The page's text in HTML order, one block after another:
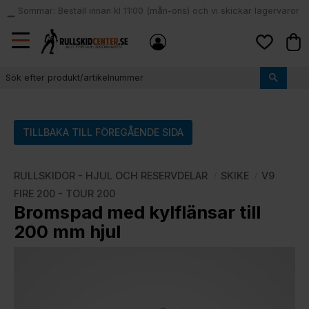
Meny
local_shipping
Sommar: Beställ innan kl 11:00 (mån-ons) och vi skickar lagervaror
samma dag
TILLBAKA TILL FÖREGÅENDE SIDA
RULLSKIDOR - HJUL OCH RESERVDELAR SKIKE
V9
FIRE 200 - TOUR 200
Bromspad med kylflänsar till
200 mm hjul